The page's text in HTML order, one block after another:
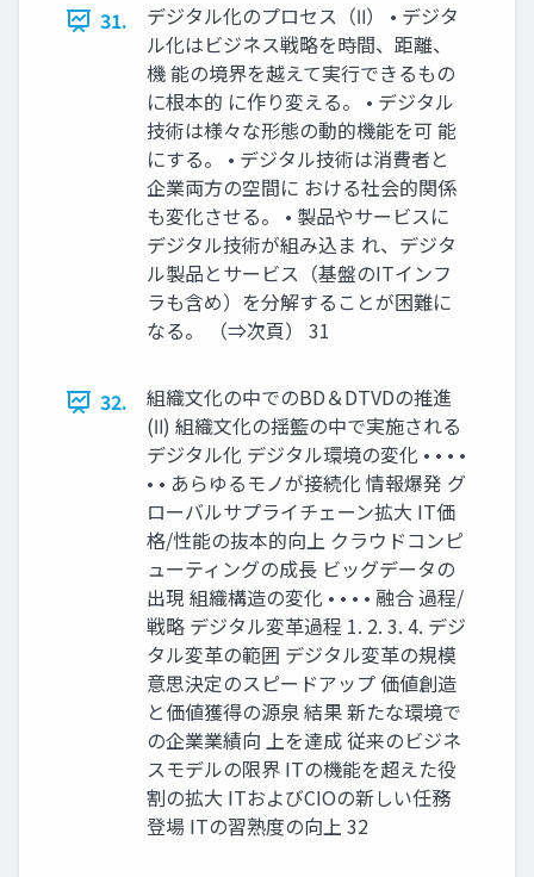
31.
デジタル化のプロセス（Ⅱ） • デジタ
ル化はビジネス戦略を時間、距離、
機 能の境界を越えて実行できるもの
に根本的 に作り変える。 • デジタル
技術は様々な形態の動的機能を可 能
にする。 • デジタル技術は消費者と
企業両方の空間に おける社会的関係
も変化させる。 • 製品やサービスに
デジタル技術が組み込ま れ、デジタ
ル製品とサービス（基盤のITインフ
ラも含め）を分解することが困難に
なる。 （⇒次頁） 31
32.
組織文化の中でのBD＆DTVDの推進
(Ⅱ) 組織文化の揺籃の中で実施される
デジタル化 デジタル環境の変化 • • • •
• • あらゆるモノが接続化 情報爆発 グ
ローバルサプライチェーン拡大 IT価
格/性能の抜本的向上 クラウドコンピ
ューティングの成長 ビッグデータの
出現 組織構造の変化 • • • • 融合 過程/
戦略 デジタル変革過程 1. 2. 3. 4. デジ
タル変革の範囲 デジタル変革の規模
意思決定のスピードアップ 価値創造
と価値獲得の源泉 結果 新たな環境で
の企業業績向 上を達成 従来のビジネ
スモデルの限界 ITの機能を超えた役
割の拡大 ITおよびCIOの新しい任務
登場 ITの習熟度の向上 32